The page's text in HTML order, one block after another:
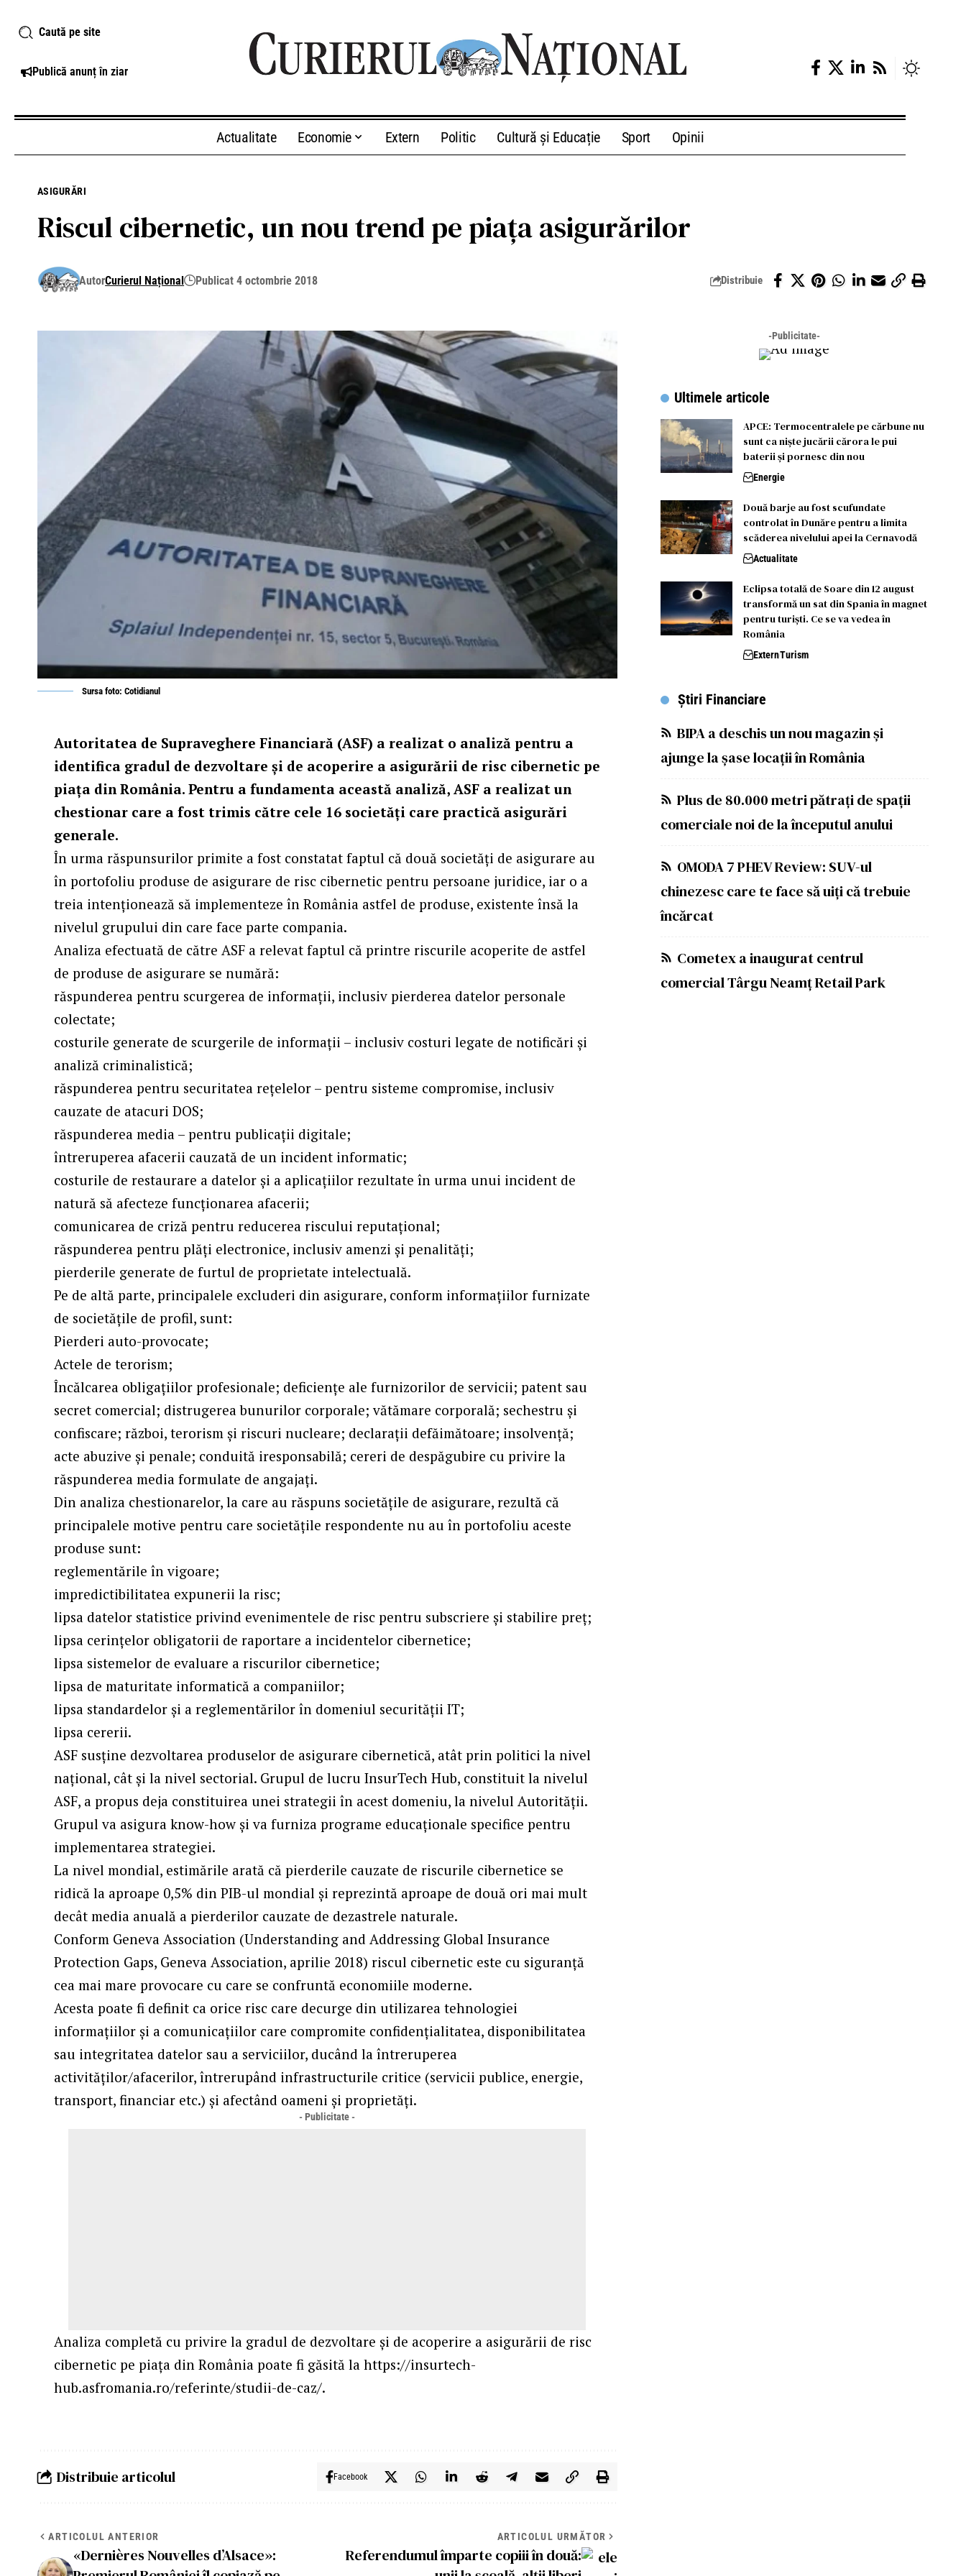
Caută pe site
Publică anunț în ziar
Actualitate Economie Extern Politic Cultură și Educație Sport Opinii
ASIGURĂRI
Riscul cibernetic, un nou trend pe piața asigurărilor
AutorCurierul Național Publicat 4 octombrie 2018 Distribuie
Sursa foto: Cotidianul
Autoritatea de Supraveghere Financiară (ASF) a realizat o analiză pentru a
identifica gradul de dezvoltare și de acoperire a asigurării de risc cibernetic pe
piața din România. Pentru a fundamenta această analiză, ASF a realizat un
chestionar care a fost trimis către cele 16 societăți care practică asigurări
generale.
În urma răspunsurilor primite a fost constatat faptul că două societăți de asigurare au
în portofoliu produse de asigurare de risc cibernetic pentru persoane juridice, iar o a
treia intenționează să implementeze în România astfel de produse, existente însă la
nivelul grupului din care face parte compania.
Analiza efectuată de către ASF a relevat faptul că printre riscurile acoperite de astfel
de produse de asigurare se numără:
răspunderea pentru scurgerea de informații, inclusiv pierderea datelor personale
colectate;
costurile generate de scurgerile de informații – inclusiv costuri legate de notificări și
analiză criminalistică;
răspunderea pentru securitatea rețelelor – pentru sisteme compromise, inclusiv
cauzate de atacuri DOS;
răspunderea media – pentru publicații digitale;
întreruperea afacerii cauzată de un incident informatic;
costurile de restaurare a datelor și a aplicațiilor rezultate în urma unui incident de
natură să afecteze funcționarea afacerii;
comunicarea de criză pentru reducerea riscului reputațional;
răspunderea pentru plăți electronice, inclusiv amenzi și penalități;
pierderile generate de furtul de proprietate intelectuală.
Pe de altă parte, principalele excluderi din asigurare, conform informațiilor furnizate
de societățile de profil, sunt:
Pierderi auto-provocate;
Actele de terorism;
Încălcarea obligațiilor profesionale; deficiențe ale furnizorilor de servicii; patent sau
secret comercial; distrugerea bunurilor corporale; vătămare corporală; sechestru și
confiscare; război, terorism și riscuri nucleare; declarații defăimătoare; insolvență;
acte abuzive și penale; conduită iresponsabilă; cereri de despăgubire cu privire la
răspunderea media formulate de angajați.
Din analiza chestionarelor, la care au răspuns societățile de asigurare, rezultă că
principalele motive pentru care societățile respondente nu au în portofoliu aceste
produse sunt:
reglementările în vigoare;
impredictibilitatea expunerii la risc;
lipsa datelor statistice privind evenimentele de risc pentru subscriere și stabilire preț;
lipsa cerințelor obligatorii de raportare a incidentelor cibernetice;
lipsa sistemelor de evaluare a riscurilor cibernetice;
lipsa de maturitate informatică a companiilor;
lipsa standardelor și a reglementărilor în domeniul securității IT;
lipsa cererii.
ASF susține dezvoltarea produselor de asigurare cibernetică, atât prin politici la nivel
național, cât și la nivel sectorial. Grupul de lucru InsurTech Hub, constituit la nivelul
ASF, a propus deja constituirea unei strategii în acest domeniu, la nivelul Autorității.
Grupul va asigura know-how și va furniza programe educaționale specifice pentru
implementarea strategiei.
La nivel mondial, estimările arată că pierderile cauzate de riscurile cibernetice se
ridică la aproape 0,5% din PIB-ul mondial și reprezintă aproape de două ori mai mult
decât media anuală a pierderilor cauzate de dezastrele naturale.
Conform Geneva Association (Understanding and Addressing Global Insurance
Protection Gaps, Geneva Association, aprilie 2018) riscul cibernetic este cu siguranță
cea mai mare provocare cu care se confruntă economiile moderne.
Acesta poate fi definit ca orice risc care decurge din utilizarea tehnologiei
informațiilor și a comunicațiilor care compromite confidențialitatea, disponibilitatea
sau integritatea datelor sau a serviciilor, ducând la întreruperea
activităților/afacerilor, întrerupând infrastructurile critice (servicii publice, energie,
transport, financiar etc.) și afectând oameni și proprietăți.
- Publicitate -
Analiza completă cu privire la gradul de dezvoltare și de acoperire a asigurării de risc
cibernetic pe piața din România poate fi găsită lahttps://insurtech-
hub.asfromania.ro/referinte/studii-de-caz/.
Distribuie articolul Facebook
ARTICOLUL ANTERIOR
«Dernières Nouvelles d’Alsace»:
ARTICOLUL URMĂTOR
Referendumul împarte copiii în două:
-Publicitate-
Ultimele articole
APCE: Termocentralele pe cărbune nu
sunt ca niște jucării cărora le pui
baterii și pornesc din nou
Energie
Două barje au fost scufundate
controlat în Dunăre pentru a limita
scăderea nivelului apei la Cernavodă
Actualitate
Eclipsa totală de Soare din 12 august
transformă un sat din Spania în magnet
pentru turiști. Ce se va vedea în
România
ExternTurism
Știri Financiare
BIPA a deschis un nou magazin și
ajunge la șase locații în România
Plus de 80.000 metri pătrați de spații
comerciale noi de la începutul anului
OMODA 7 PHEV Review: SUV-ul
chinezesc care te face să uiți că trebuie
încărcat
Cometex a inaugurat centrul
comercial Târgu Neamț Retail Park